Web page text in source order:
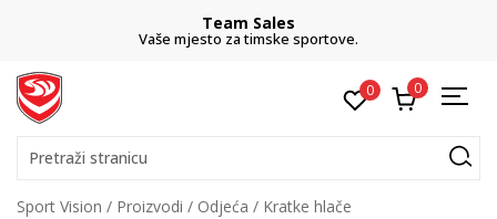
Team Sales
Vaše mjesto za timske sportove.
0 0
Pretraži stranicu
Sport Vision Proizvodi Odjeća
Kratke hlače